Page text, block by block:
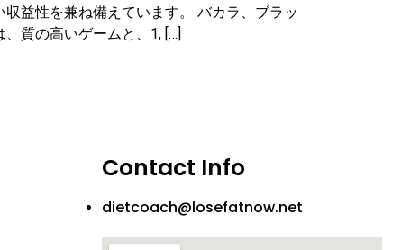
益性を兼ね備えています。 バカラ、ブラッ
質の高いゲームと、1, […]
Contact Info
dietcoach@losefatnow.net